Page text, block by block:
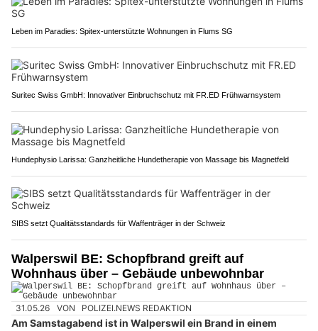
Leben im Paradies: Spitex-unterstützte Wohnungen in Flums SG
Suritec Swiss GmbH: Innovativer Einbruchschutz mit FR.ED Frühwarnsystem
Hundephysio Larissa: Ganzheitliche Hundetherapie von Massage bis Magnetfeld
SIBS setzt Qualitätsstandards für Waffenträger in der Schweiz
Walperswil BE: Schopfbrand greift auf
Wohnhaus über – Gebäude unbewohnbar
31.05.26 VON POLIZEI.NEWS REDAKTION
Am Samstagabend ist in Walperswil ein Brand in einem